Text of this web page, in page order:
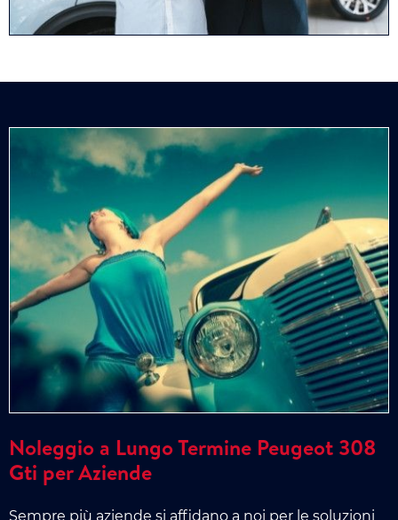
Noleggio a Lungo Termine Peugeot 308
Gti per Aziende
Sempre più aziende si affidano a noi per le soluzioni